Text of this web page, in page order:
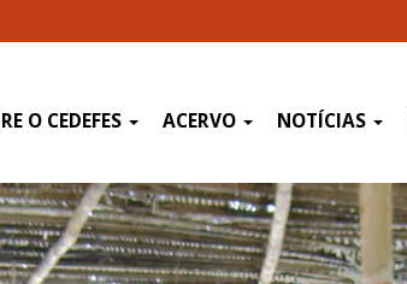
O CEDEFES ACERVO NOTÍCIAS